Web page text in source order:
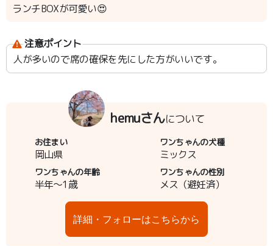
ランチBOXが可愛い😍
注意ポイント
人が多いので席の確保を先にした方がいいです。
hemuさんについて
お住まい
岡山県
ワンちゃんの犬種
ミックス
ワンちゃんの年齢
半年～1歳
ワンちゃんの性別
メス（避妊済）
詳細・フォローはこちらから